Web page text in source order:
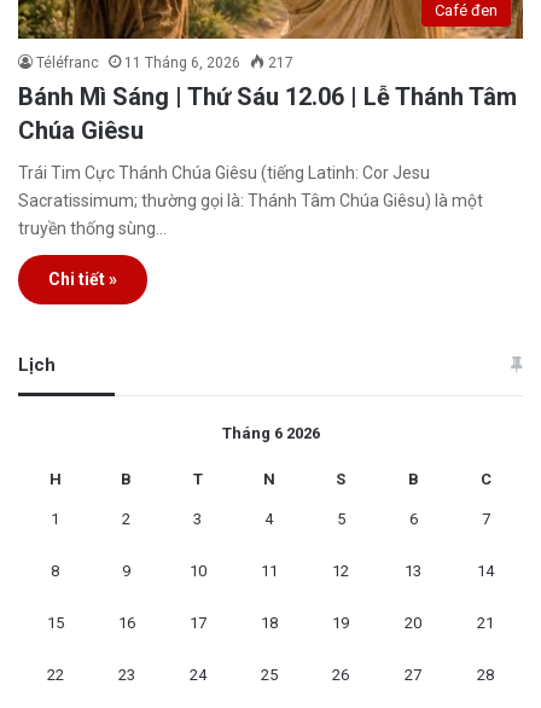
Café đen
Téléfranc 11 Tháng 6, 2026 217
Bánh Mì Sáng | Thứ Sáu 12.06 | Lễ Thánh Tâm
Chúa Giêsu
Trái Tim Cực Thánh Chúa Giêsu (tiếng Latinh: Cor Jesu
Sacratissimum; thường gọi là: Thánh Tâm Chúa Giêsu) là một
truyền thống sùng…
Chi tiết »
Lịch
Tháng 6 2026
H B T N S B C
1 2 3 4 5 6 7
8 9 10 11 12 13 14
15 16 17 18 19 20 21
22 23 24 25 26 27 28